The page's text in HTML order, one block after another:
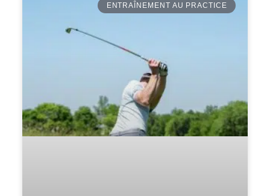
ENTRAÎNEMENT AU PRACTICE